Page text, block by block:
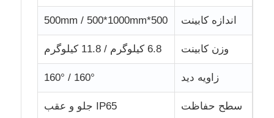
اندازه کابینت 500*500mm / 500*1000mm
وزن کابینت 6.8 کیلوگرم / 11.8 کیلوگرم
زاویه دید 160° / 160°
سطح حفاظت IP65 جلو و عقب